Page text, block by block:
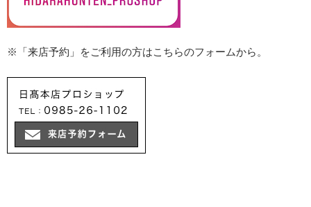
※「来店予約」をご利用の方はこちらのフォームから。